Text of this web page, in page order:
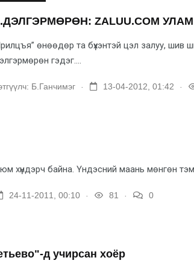
ZALUU.COM
өнөөдөр та бүхэнтэй цэл залуу, шив
гэдэг....
Б.Ганчимэг 13-04-2012, 01:42
хүндэрч байна. Үндэсний маань мөнгөн
24-11-2011, 00:10 81 0
д учирсан хоёр